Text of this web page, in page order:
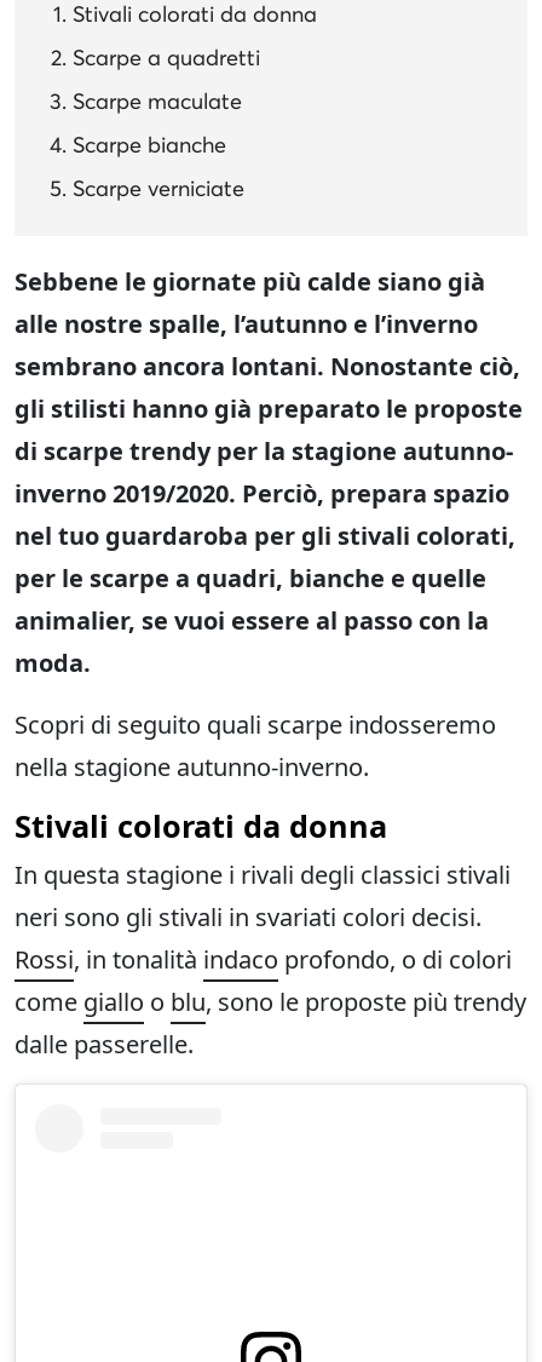
Stivali colorati da donna
Scarpe a quadretti
Scarpe maculate
Scarpe bianche
Scarpe verniciate
Sebbene le giornate più calde siano già
alle nostre spalle, l’autunno e l’inverno
sembrano ancora lontani. Nonostante ciò,
gli stilisti hanno già preparato le proposte
di scarpe trendy per la stagione autunno-
inverno2019/2020. Perciò, prepara spazio
nel tuo guardaroba per gli stivali colorati,
per le scarpe a quadri, bianche e quelle
animalier, se vuoi essere al passo con la
moda.
Scopri di seguito quali scarpe indosseremo
nella stagione autunno-inverno.
Stivali colorati da donna
In questa stagione i rivali degli classici stivali
neri sono gli stivali in svariati colori decisi.
Rossi, in tonalità indaco profondo, o di colori
come giallo o blu, sono le proposte più trendy
dalle passerelle.